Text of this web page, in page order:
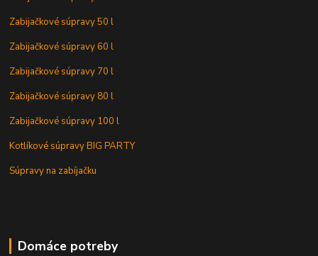
Zabijačkové súpravy 50 l
Zabijačkové súpravy 60 l
Zabijačkové súpravy 70 l
Zabijačkové súpravy 80 l
Zabijačkové súpravy 100 l
Kotlíkové súpravy BIG PARTY
Súpravy na zabíjačku
Domáce potreby